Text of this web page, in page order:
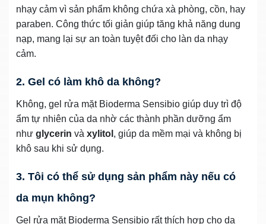
nhạy cảm vì sản phẩm không chứa xà phòng, cồn, hay
paraben. Công thức tối giản giúp tăng khả năng dung
nạp, mang lại sự an toàn tuyệt đối cho làn da nhạy
cảm.
2. Gel có làm khô da không?
Không, gel rửa mặt Bioderma Sensibio giúp duy trì độ
ẩm tự nhiên của da nhờ các thành phần dưỡng ẩm
như glycerin và xylitol , giúp da mềm mại và không bị
khô sau khi sử dụng.
3. Tôi có thể sử dụng sản phẩm này nếu có
da mụn không?
Gel rửa mặt Bioderma Sensibio rất thích hợp cho da